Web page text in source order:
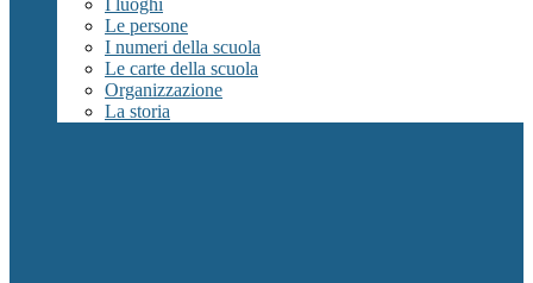
I luoghi
Le persone
I numeri della scuola
Le carte della scuola
Organizzazione
La storia